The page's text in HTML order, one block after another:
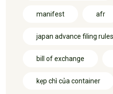
manifest afr
japan advance filing
bill of exchange
kẹp chì của container